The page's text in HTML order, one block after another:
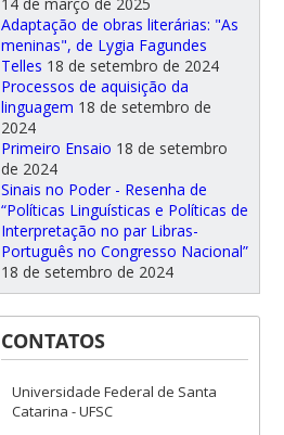
Adaptação de obras literárias: "As
meninas", de Lygia Fagundes
Telles 18 de setembro de 2024
Processos de aquisição da
linguagem 18 de setembro de
2024
Primeiro Ensaio 18 de setembro
de 2024
Sinais no Poder - Resenha de
“Políticas Linguísticas e Políticas de
Interpretação no par Libras-
Português no Congresso Nacional”
18 de setembro de 2024
CONTATOS
Universidade Federal de Santa
Catarina - UFSC